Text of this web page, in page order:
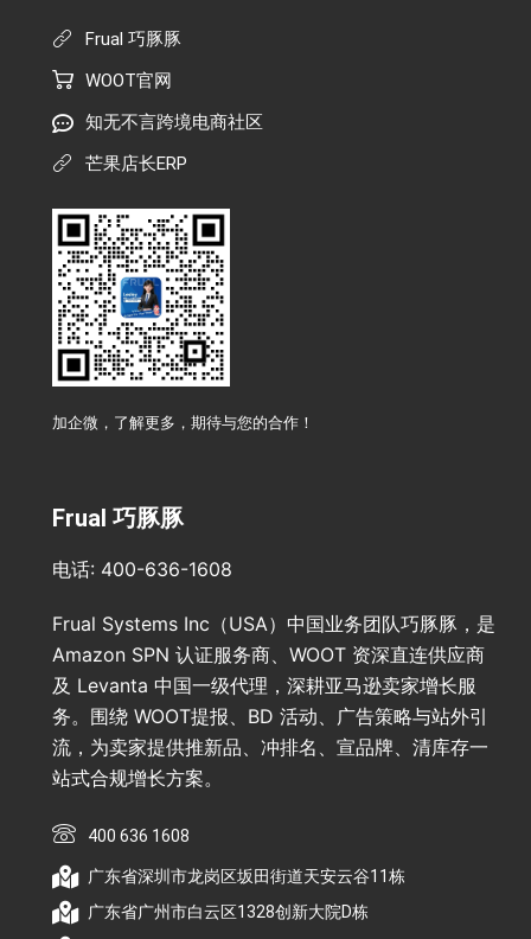
Frual 巧豚豚
WOOT官网
知无不言跨境电商社区
芒果店长ERP
加企微，了解更多，期待与您的合作！
Frual 巧豚豚
电话: 400-636-1608
Frual Systems Inc（USA）中国业务团队巧豚豚，是
Amazon SPN 认证服务商、WOOT 资深直连供应商
及 Levanta 中国一级代理，深耕亚马逊卖家增长服
务。围绕 WOOT提报、BD 活动、广告策略与站外引
流，为卖家提供推新品、冲排名、宣品牌、清库存一
站式合规增长方案。
400 636 1608
广东省深圳市龙岗区坂田街道天安云谷11栋
广东省广州市白云区1328创新大院D栋